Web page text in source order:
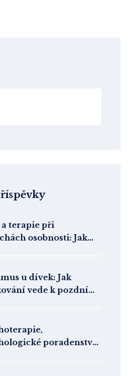
terapie při
osobnosti: Jak
u dívek: Jak
vede k pozdní
poradenství